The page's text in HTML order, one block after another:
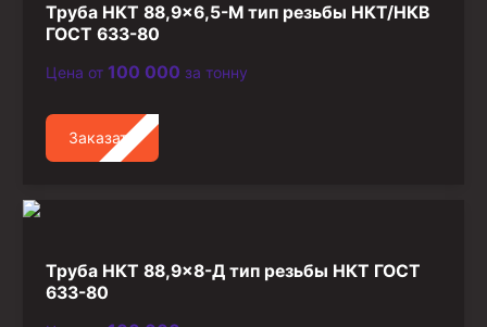
Стропы канатные
Стропы цепные
Канаты стальные
Элементы линии обвязки
Труба НКТ 88,9×6,5-М тип резьбы НКТ/НКВ
ГОСТ 633-80
Цена от 100 000 за тонну
Заказать
Труба НКТ 88,9×8-Д тип резьбы НКТ ГОСТ
633-80